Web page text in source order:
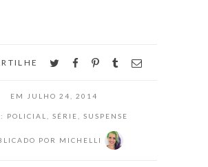
twitterfacebookpinterest
tumblr
EM JULHO 24, 2014
POLICIAL SÉRIE SUSPENSE
POR MICHELLI